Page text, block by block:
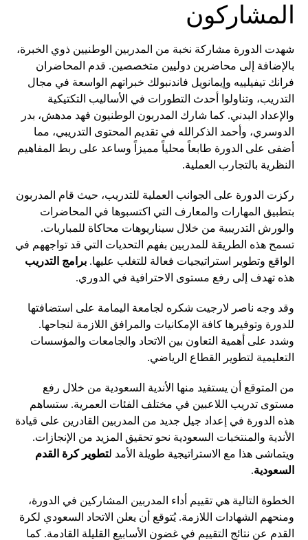
المشاركون
شهدت الدورة مشاركة نخبة من المدربين الوطنيين ذوي الخبرة،
بالإضافة إلى محاضرين دوليين متخصصين. قدم المحاضران
فرانك تيفيلييه وإيمانويل فاندنبولك خبراتهم الواسعة في مجال
التدريب، وتناولوا أحدث التطورات في الأساليب التكتيكية
والإعداد البدني. كما شارك المدربون الوطنيون فهد مدهش، بدر
الدوسري، وأحمد الذكرالله في تقديم المحتوى التدريبي، مما
أضفى على الدورة طابعاً محلياً مميزاً وساعد على ربط المفاهيم
النظرية بالتجارب العملية.
ركزت الدورة على الجوانب العملية للتدريب، حيث قام المدربون
بتطبيق المهارات والمعارف التي اكتسبوها في المحاضرات
والورش التدريبية من خلال سيناريوهات محاكاة للمباريات.
تسمح هذه الطريقة للمدربين بفهم التحديات التي قد تواجههم في
الواقع وتطوير استراتيجيات فعالة للتغلب عليها. برامج التدريب
هذه تهدف إلى رفع مستوى الاحترافية في الدوري.
وقد وجه ناصر لارجيت شكره لجامعة اليمامة على استضافتها
للدورة وتوفيرها كافة الإمكانيات والمرافق اللازمة لنجاحها.
وشدد على أهمية التعاون بين الاتحاد والجامعات والمؤسسات
التعليمية لتطوير القطاع الرياضي.
من المتوقع أن يستفيد منها الأندية السعودية من خلال رفع
مستوى تدريب اللاعبين في مختلف الفئات العمرية. ستساهم
هذه الدورة في إعداد جيل جديد من المدربين القادرين على قيادة
الأندية والمنتخبات السعودية نحو تحقيق المزيد من الإنجازات.
ويتماشى هذا مع الاستراتيجية طويلة الأمد لتطوير كرة القدم
السعودية.
الخطوة التالية هي تقييم أداء المدربين المشاركين في الدورة،
ومنحهم الشهادات اللازمة. يُتوقع أن يعلن الاتحاد السعودي لكرة
القدم عن نتائج التقييم في غضون الأسابيع القليلة القادمة. كما